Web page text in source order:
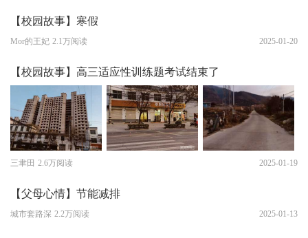
【校园故事】寒假
Mor的王妃 2.1万阅读 2025-01-20
【校园故事】高三适应性训练题考试结束了
三聿田 2.6万阅读 2025-01-19
【父母心情】节能减排
城市套路深 2.2万阅读 2025-01-13